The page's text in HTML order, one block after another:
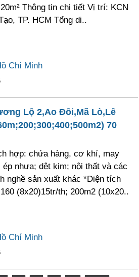
Thông tin chi tiết Vị trí: KCN
TP. HCM Tổng di..
Chí Minh
Lộ 2,Ao Đôi,Mã Lò,Lê
70
hợp: chứa hàng, cơ khí, may
ép nhựa; dệt kim; nội thất và các
nghề sản xuất khác *Diện tích
(8x20)15tr/th; 200m2 (10x20..
Chí Minh